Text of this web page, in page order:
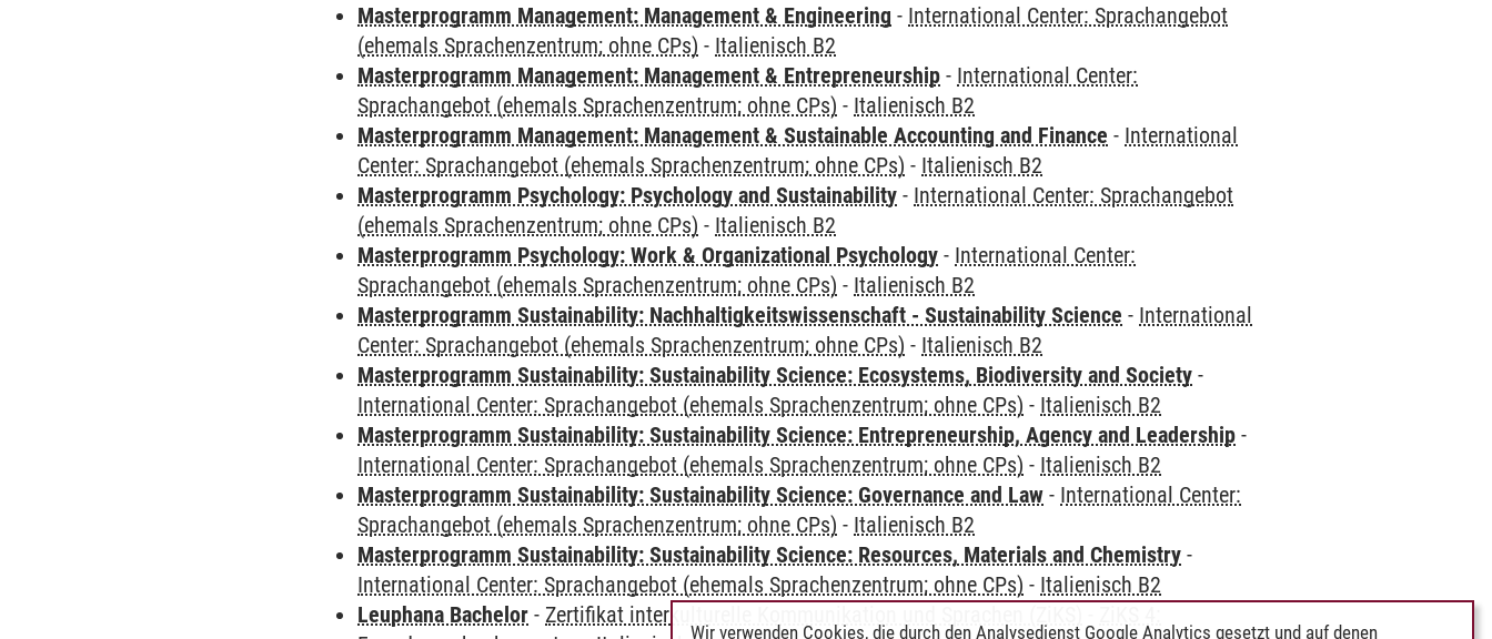
Masterprogramm Management: Management & Engineering - International Center: Sprachangebot
(ehemals Sprachenzentrum; ohne CPs) - Italienisch B2
Masterprogramm Management: Management & Entrepreneurship - International Center:
Sprachangebot (ehemals Sprachenzentrum; ohne CPs) - Italienisch B2
Masterprogramm Management: Management & Sustainable Accounting and Finance - International
Center: Sprachangebot (ehemals Sprachenzentrum; ohne CPs) - Italienisch B2
Masterprogramm Psychology: Psychology and Sustainability - International Center: Sprachangebot
(ehemals Sprachenzentrum; ohne CPs) - Italienisch B2
Masterprogramm Psychology: Work & Organizational Psychology - International Center:
Sprachangebot (ehemals Sprachenzentrum; ohne CPs) - Italienisch B2
Masterprogramm Sustainability: Nachhaltigkeitswissenschaft - Sustainability Science - International
Center: Sprachangebot (ehemals Sprachenzentrum; ohne CPs) - Italienisch B2
Masterprogramm Sustainability: Sustainability Science: Ecosystems, Biodiversity and Society -
International Center: Sprachangebot (ehemals Sprachenzentrum; ohne CPs) - Italienisch B2
Masterprogramm Sustainability: Sustainability Science: Entrepreneurship, Agency and Leadership -
International Center: Sprachangebot (ehemals Sprachenzentrum; ohne CPs) - Italienisch B2
Masterprogramm Sustainability: Sustainability Science: Governance and Law - International Center:
Sprachangebot (ehemals Sprachenzentrum; ohne CPs) - Italienisch B2
Masterprogramm Sustainability: Sustainability Science: Resources, Materials and Chemistry -
International Center: Sprachangebot (ehemals Sprachenzentrum; ohne CPs) - Italienisch B2
Leuphana Bachelor - Zertifikat interkulturelle Kommunikation und Sprachen (ZiKS)
Wir verwenden Cookies, die durch den Analysedienst Google Analytics gesetzt und auf denen